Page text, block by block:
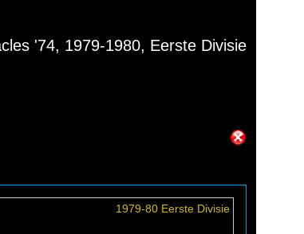
'74, 1979-1980, Eerste Divisie
1979-80 Eerste Divisie